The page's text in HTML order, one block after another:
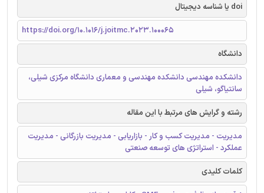
doi یا شناسه دیجیتال
https://doi.org/10.1016/j.joitmc.2023.100065
دانشگاه
دانشکده مهندسی دانشکده مهندسی و معماری دانشگاه مرکزی شیلی،
سانتیاگو، شیلی
رشته و گرایش های مرتبط با این مقاله
مدیریت - مدیریت کسب و کار - بازاریابی - مدیریت بازرگانی - مدیریت
عملکرد - استراتژی های توسعه صنعتی
کلمات کلیدی